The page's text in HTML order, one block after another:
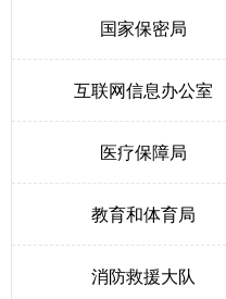
国家保密局
互联网信息办公室
医疗保障局
教育和体育局
消防救援大队